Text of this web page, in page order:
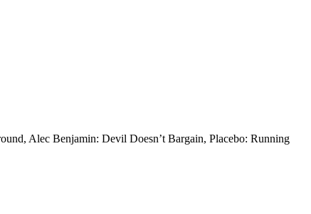
Alec Benjamin: Devil Doesn’t Bargain, Placebo: Running